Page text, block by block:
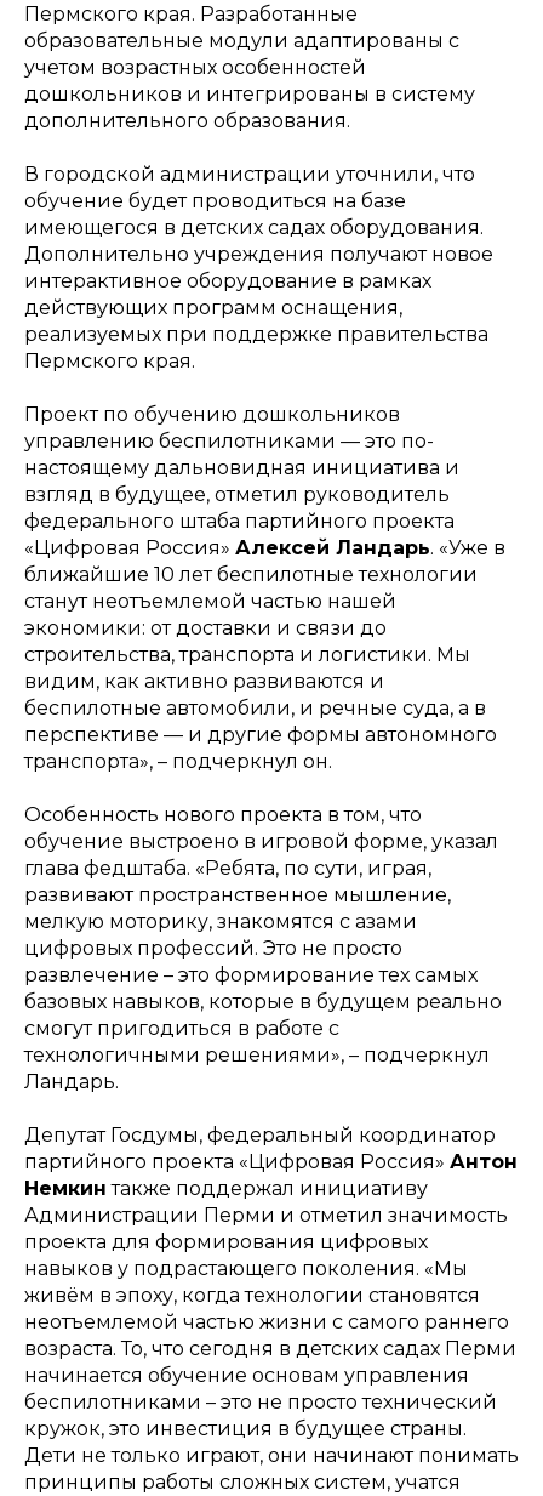
Пермского края. Разработанные
образовательные модули адаптированы с
учетом возрастных особенностей
дошкольников и интегрированы в систему
дополнительного образования.
В городской администрации уточнили, что
обучение будет проводиться на базе
имеющегося в детских садах оборудования.
Дополнительно учреждения получают новое
интерактивное оборудование в рамках
действующих программ оснащения,
реализуемых при поддержке правительства
Пермского края.
Проект по обучению дошкольников
управлению беспилотниками — это по-
настоящему дальновидная инициатива и
взгляд в будущее, отметил руководитель
федерального штаба партийного проекта
«Цифровая Россия» Алексей Ландарь. «Уже в
ближайшие 10 лет беспилотные технологии
станут неотъемлемой частью нашей
экономики: от доставки и связи до
строительства, транспорта и логистики. Мы
видим, как активно развиваются и
беспилотные автомобили, и речные суда, а в
перспективе — и другие формы автономного
транспорта», – подчеркнул он.
Особенность нового проекта в том, что
обучение выстроено в игровой форме, указал
глава федштаба. «Ребята, по сути, играя,
развивают пространственное мышление,
мелкую моторику, знакомятся с азами
цифровых профессий. Это не просто
развлечение – это формирование тех самых
базовых навыков, которые в будущем реально
смогут пригодиться в работе с
технологичными решениями», – подчеркнул
Ландарь.
Депутат Госдумы, федеральный координатор
партийного проекта «Цифровая Россия» Антон
Немкин также поддержал инициативу
Администрации Перми и отметил значимость
проекта для формирования цифровых
навыков у подрастающего поколения. «Мы
живём в эпоху, когда технологии становятся
неотъемлемой частью жизни с самого раннего
возраста. То, что сегодня в детских садах Перми
начинается обучение основам управления
беспилотниками – это не просто технический
кружок, это инвестиция в будущее страны.
Дети не только играют, они начинают понимать
принципы работы сложных систем, учатся